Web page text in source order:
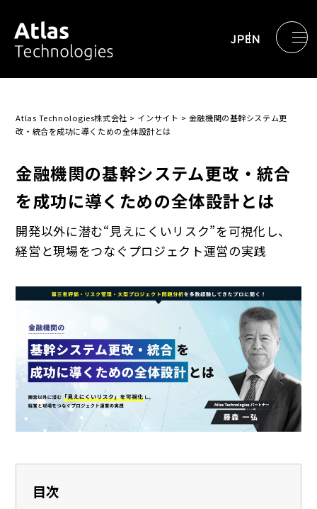
EN
JP
Atlas Technologies株式会社 > インサイト > 金融機関の基幹システム更
改・統合を成功に導くための全体設計とは
金融機関の基幹システム更改・統合
を成功に導くための全体設計とは
開発以外に潜む“見えにくいリスク”を可視化し、
経営と現場をつなぐプロジェクト運営の実践
目次